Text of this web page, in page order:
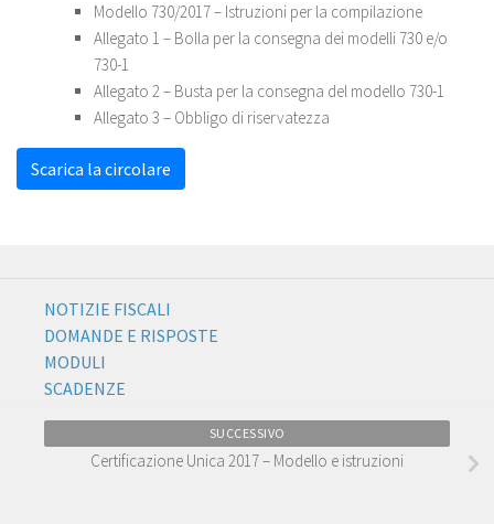
Modello 730/2017 – Istruzioni per la compilazione
Allegato 1 – Bolla per la consegna dei modelli 730 e/o
730-1
Allegato 2 – Busta per la consegna del modello 730-1
Allegato 3 – Obbligo di riservatezza
Scarica la circolare
NOTIZIE FISCALI
DOMANDE E RISPOSTE
MODULI
SCADENZE
SUCCESSIVO
Certificazione Unica 2017 – Modello e istruzioni